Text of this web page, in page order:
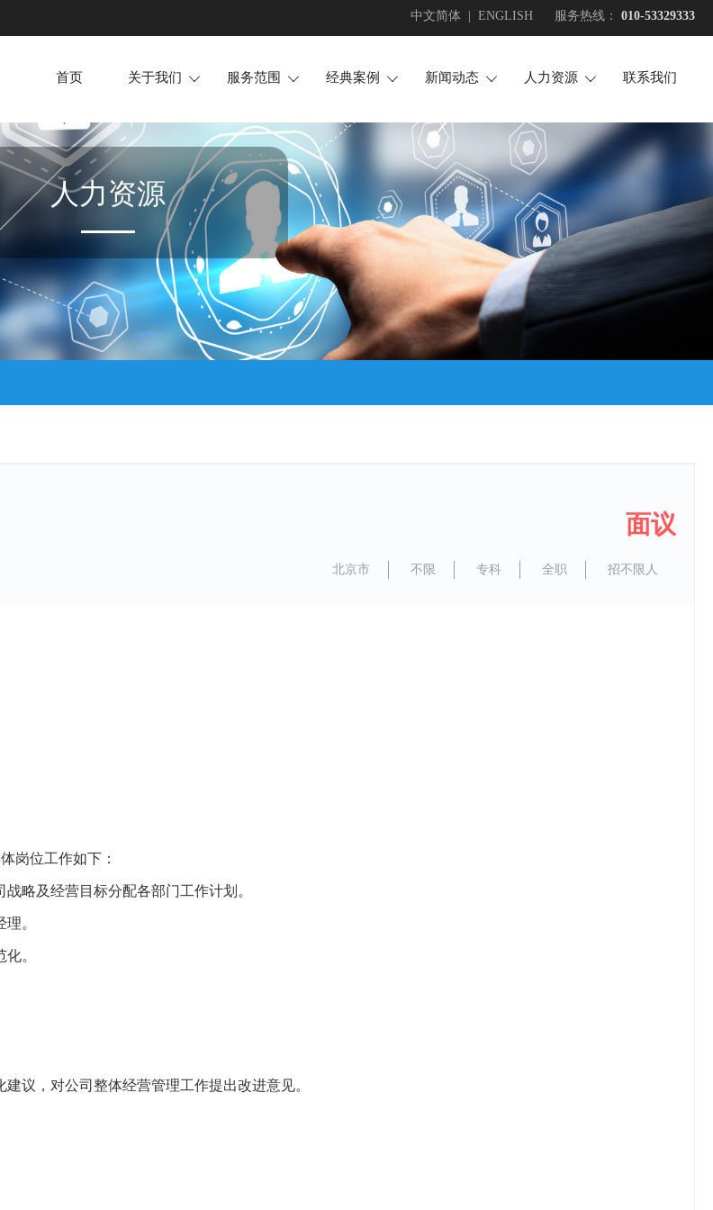
中文简体 ENGLISH 服务热线： 010-53329333
首页 关于我们 
企业文化
所获荣誉
服务范围 
活动安保
安全检查
随身护卫
技术安防
犬防服务
押运护送
安全培训
经典案例 
活动安保
安全检查
随身护卫
技术安防
犬防服务
押运护送
安全培训
新闻动态 
行业新闻
正能量
大事记
人力资源 
投诉建议
联系我们
人力资源
面议
北京市 不限 专科 全职 招不限人
岗位工作如下：
略及经营目标分配各部门工作计划。
。
。
议，对公司整体经营管理工作提出改进意见。